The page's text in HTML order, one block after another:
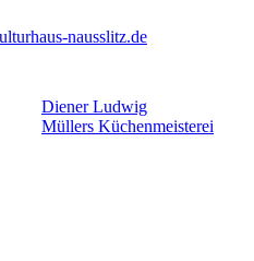
nausslitz.de
Diener Ludwig
Müllers Küchenmeisterei